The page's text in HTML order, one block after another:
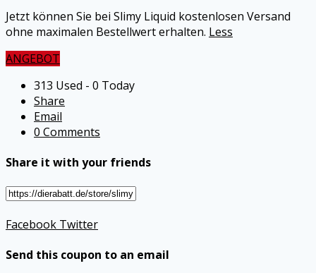
Jetzt können Sie bei Slimy Liquid kostenlosen Versand
ohne maximalen Bestellwert erhalten. Less
ANGEBOT
313 Used - 0 Today
Share
Email
0 Comments
Share it with your friends
Facebook Twitter
Send this coupon to an email